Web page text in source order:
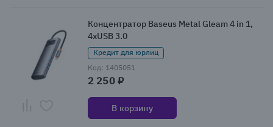
Концентратор Baseus Metal Gleam 4 in 1,
4xUSB 3.0
Кредит для юрлиц
Код: 1405051
2 250 ₽
В корзину